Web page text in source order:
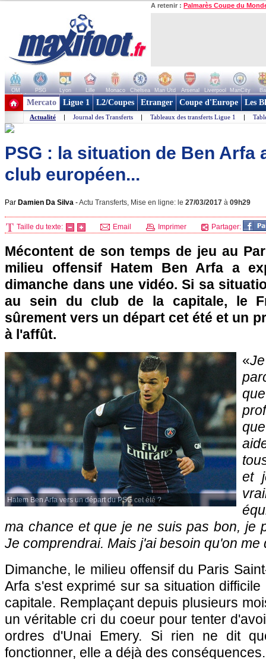
A retenir : Palmarès Coupe du
OM PSG Lyon Lille Monaco Chelsea Man Utd Arsenal Liverpool ManCity
+ de clubs
Mercato Ligue 1 L2/Coupes Etranger Coupe d'Europe Les
Actualité | Journal des Transferts | Tableaux des transferts Ligue 1 |
PSG : la situation de Ben Arfa
club européen...
Par Damien Da Silva -Actu Transferts, Mise en ligne: le 27/03/2017 à 09h29
Taille du texte: Email Imprimer Partager:
Mécontent de son temps de jeu au
milieu offensif Hatem Ben Arfa a
dimanche dans une vidéo. Si sa
au sein du club de la capitale, le
sûrement vers un départ cet été et un
à l'affût.
Hatem Ben Arfa vers un départ du PSG cet été ?
«
et
ma chance et que je ne suis pas bon, je
Je comprendrai. Mais j'ai besoin qu'on me
Dimanche, le milieu offensif du Paris
Arfa s'est exprimé sur sa situation
capitale. Remplaçant depuis plusieurs
un véritable cri du coeur pour tenter
ordres d'Unai Emery. Si rien ne dit
fonctionner, elle a déjà des conséquences.